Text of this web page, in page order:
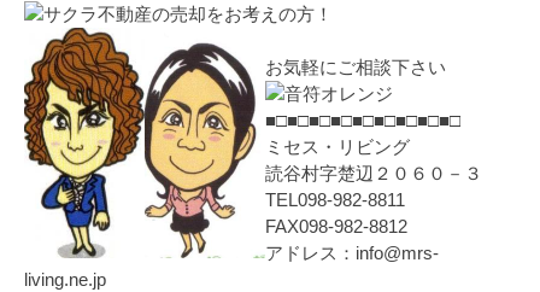
不動産の売却をお考えの方！
お気軽にご相談下さい
■□■□■□■□■□■□■□■□■□
ミセス・リビング
読谷村字楚辺２０６０－３
TEL098-982-8811
FAX098-982-8812
アドレス：info@mrs-
living.ne.jp